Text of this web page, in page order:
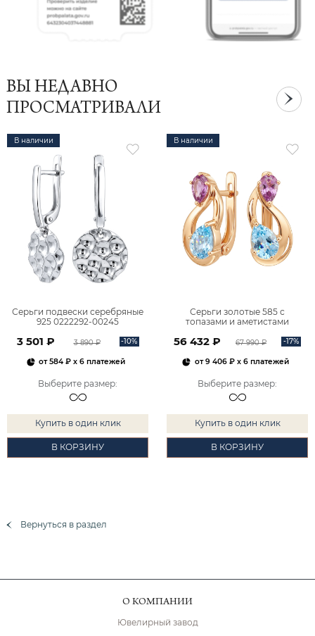
ВЫ НЕДАВНО
ПРОСМАТРИВАЛИ
В наличии
Серьги подвески серебряные
925 0222292-00245
3 501 ₽ 3 890 ₽ -10%
от584 ₽ x 6 платежей
Выберите размер:
Купить в один клик
В КОРЗИНУ
В наличии
Серьги золотые 585 с
топазами и аметистами
56 432 ₽ 67 990 ₽ -17%
от9 406 ₽x 6 платежей
Выберите размер:
Купить в один клик
В КОРЗИНУ
Вернуться в раздел
О КОМПАНИИ
Ювелирный завод